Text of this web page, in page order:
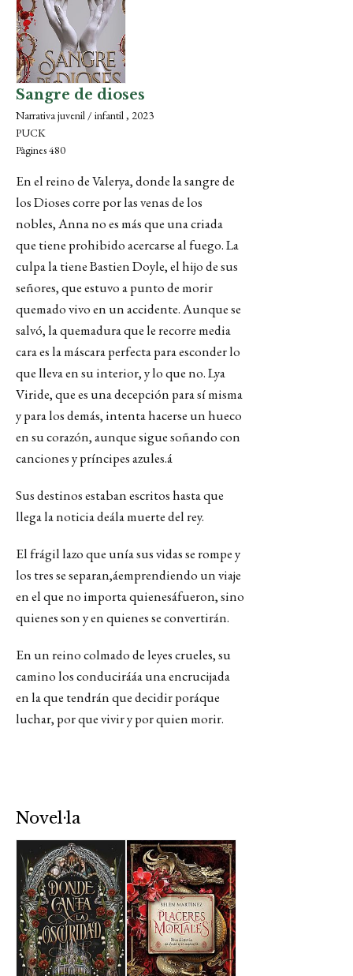
Sangre de dioses
Narrativa juvenil / infantil , 2023
PUCK
Pàgines 480
En el reino de Valerya, donde la sangre de
los Dioses corre por las venas de los
nobles, Anna no es más que una criada
que tiene prohibido acercarse al fuego. La
culpa la tiene Bastien Doyle, el hijo de sus
señores, que estuvo a punto de morir
quemado vivo en un accidente. Aunque se
salvó, la quemadura que le recorre media
cara es la máscara perfecta para esconder lo
que lleva en su interior, y lo que no. Lya
Viride, que es una decepción para sí misma
y para los demás, intenta hacerse un hueco
en su corazón, aunque sigue soñando con
canciones y príncipes azules.á
Sus destinos estaban escritos hasta que
llega la noticia deála muerte del rey.
El frágil lazo que unía sus vidas se rompe y
los tres se separan,áemprendiendo un viaje
en el que no importa quienesáfueron, sino
quienes son y en quienes se convertirán.
En un reino colmado de leyes crueles, su
camino los conducirááa una encrucijada
en la que tendrán que decidir poráque
luchar, por que vivir y por quien morir.
Novel·la